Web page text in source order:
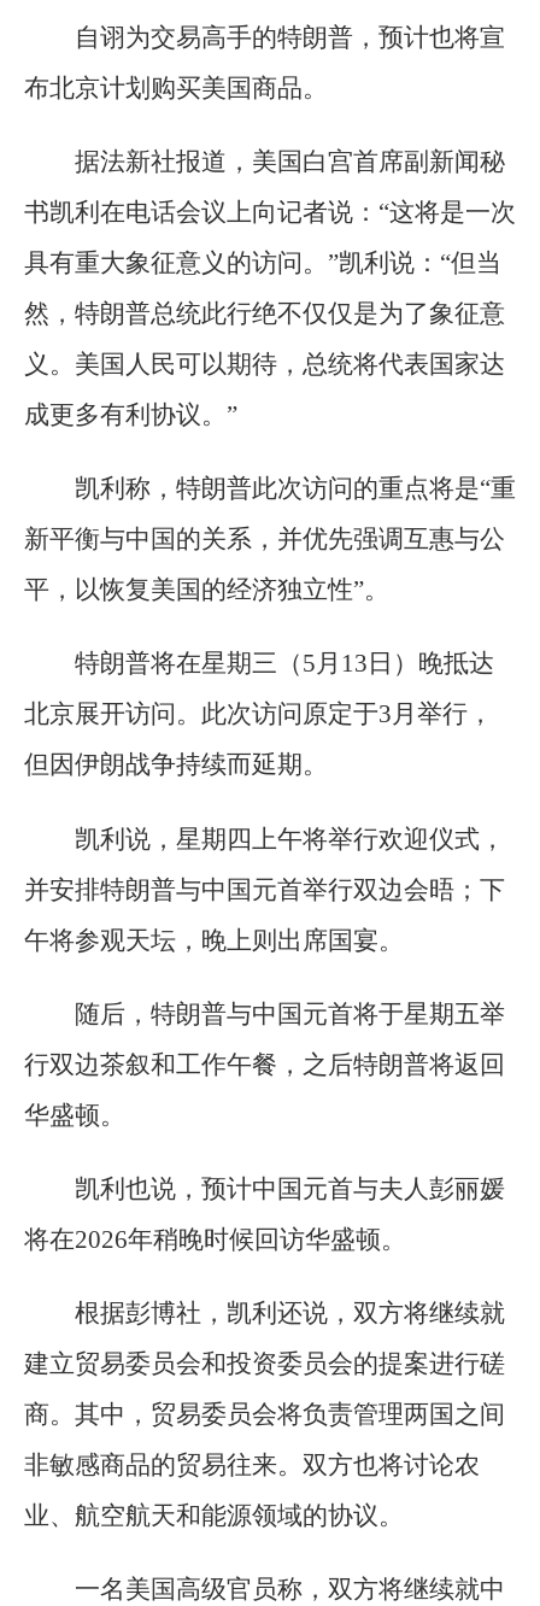
自诩为交易高手的特朗普，预计也将宣
布北京计划购买美国商品。
据法新社报道，美国白宫首席副新闻秘
书凯利在电话会议上向记者说：“这将是一次
具有重大象征意义的访问。”凯利说：“但当
然，特朗普总统此行绝不仅仅是为了象征意
义。美国人民可以期待，总统将代表国家达
成更多有利协议。”
凯利称，特朗普此次访问的重点将是“重
新平衡与中国的关系，并优先强调互惠与公
平，以恢复美国的经济独立性”。
特朗普将在星期三（5月13日）晚抵达
北京展开访问。此次访问原定于3月举行，
但因伊朗战争持续而延期。
凯利说，星期四上午将举行欢迎仪式，
并安排特朗普与中国元首举行双边会晤；下
午将参观天坛，晚上则出席国宴。
随后，特朗普与中国元首将于星期五举
行双边茶叙和工作午餐，之后特朗普将返回
华盛顿。
凯利也说，预计中国元首与夫人彭丽媛
将在2026年稍晚时候回访华盛顿。
根据彭博社，凯利还说，双方将继续就
建立贸易委员会和投资委员会的提案进行磋
商。其中，贸易委员会将负责管理两国之间
非敏感商品的贸易往来。双方也将讨论农
业、航空航天和能源领域的协议。
一名美国高级官员称，双方将继续就中